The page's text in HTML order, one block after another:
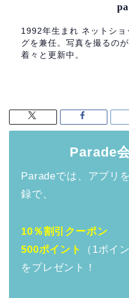
1992年生まれ ネットショ
グを兼任。写真を撮るの
着々と更新中。
Parade
Paradeでは、アプリ
録で、
10％割引クーポン
500ポイント
（1ポイ
をプレゼント！